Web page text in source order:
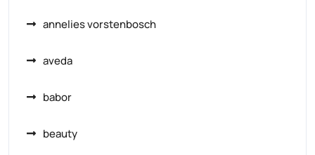
annelies vorstenbosch
aveda
babor
beauty